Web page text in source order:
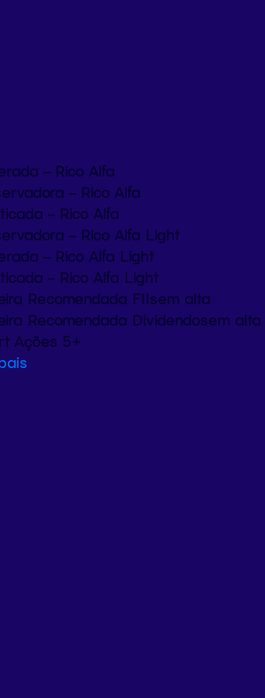
– Rico Alfa
– Rico Alfa
– Rico Alfa
– Rico Alfa Light
– Rico Alfa Light
– Rico Alfa Light
Recomendada FIIsem alta
Recomendada Dividendosem alta
Ações 5+